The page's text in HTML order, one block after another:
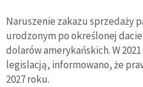
Naruszenie zakazu sprzedaży
urodzonym po określonej
dolarów amerykańskich. W
legislacją, informowano, że
2027 roku.